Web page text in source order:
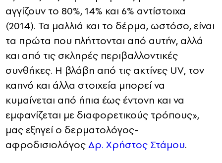
αγγίζουν το 80%, 14% και 6% αντίστοιχα
(2014). Τα μαλλιά και το δέρμα, ωστόσο, είναι
τα πρώτα που πλήττονται από αυτήν, αλλά
και από τις σκληρές περιβαλλοντικές
συνθήκες. Η βλάβη από τις ακτίνες UV, τον
καπνό και άλλα στοιχεία μπορεί να
κυμαίνεται από ήπια έως έντονη και να
εμφανίζεται με διαφορετικούς τρόπους»,
μας εξηγεί ο δερματολόγος-
αφροδισιολόγοςΔρ. Χρήστος Στάμου.